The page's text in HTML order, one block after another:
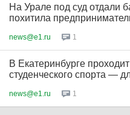
На Урале под суд отдали
похитила
news@e1.ru 1
В Екатеринбурге
студенческого спорта —
news@e1.ru 1